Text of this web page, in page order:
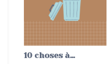
10 choses à…